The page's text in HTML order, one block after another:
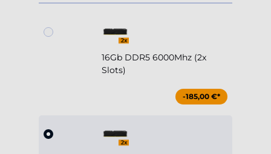
16Gb DDR5 6000Mhz (2x
Slots)
-185,00 €*